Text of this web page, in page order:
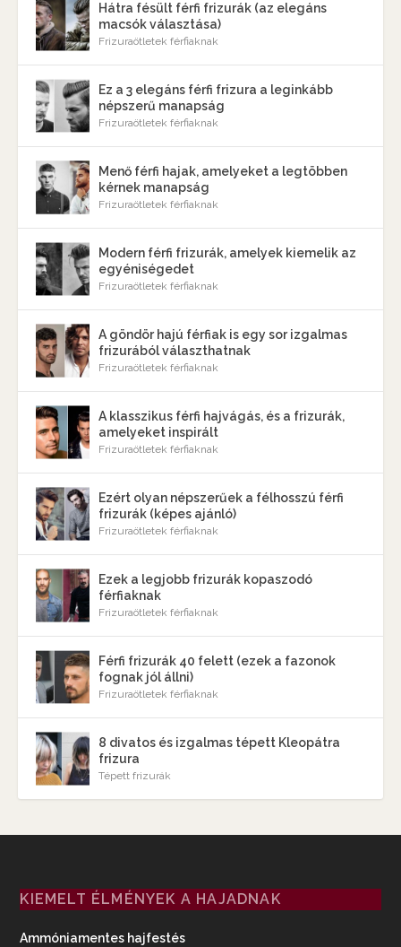
Hátra fésült férfi frizurák (az elegáns
macsók választása)
Frizuraötletek férfiaknak
Ez a 3 elegáns férfi frizura a leginkább
népszerű manapság
Frizuraötletek férfiaknak
Menő férfi hajak, amelyeket a legtöbben
kérnek manapság
Frizuraötletek férfiaknak
Modern férfi frizurák, amelyek kiemelik az
egyéniségedet
Frizuraötletek férfiaknak
A göndör hajú férfiak is egy sor izgalmas
frizurából választhatnak
Frizuraötletek férfiaknak
A klasszikus férfi hajvágás, és a frizurák,
amelyeket inspirált
Frizuraötletek férfiaknak
Ezért olyan népszerűek a félhosszú férfi
frizurák (képes ajánló)
Frizuraötletek férfiaknak
Ezek a legjobb frizurák kopaszodó
férfiaknak
Frizuraötletek férfiaknak
Férfi frizurák 40 felett (ezek a fazonok
fognak jól állni)
Frizuraötletek férfiaknak
8 divatos és izgalmas tépett Kleopátra
frizura
Tépett frizurák
KIEMELT ÉLMÉNYEK A HAJADNAK
Ammóniamentes hajfestés